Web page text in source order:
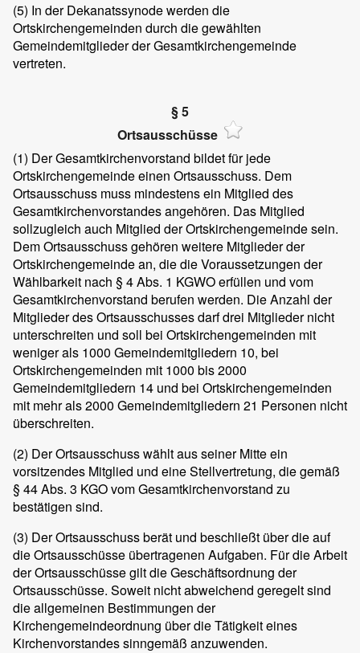
(5) In der Dekanatssynode werden die
Ortskirchengemeinden durch die gewählten
Gemeindemitglieder der Gesamtkirchengemeinde
vertreten.
§ 5
Ortsausschüsse
(1) Der Gesamtkirchenvorstand bildet für jede
Ortskirchengemeinde einen Ortsausschuss. Dem
Ortsausschuss muss mindestens ein Mitglied des
Gesamtkirchenvorstandes angehören. Das Mitglied
sollzugleich auch Mitglied der Ortskirchengemeinde sein.
Dem Ortsausschuss gehören weitere Mitglieder der
Ortskirchengemeinde an, die die Voraussetzungen der
Wählbarkeit nach § 4 Abs. 1 KGWO erfüllen und vom
Gesamtkirchenvorstand berufen werden. Die Anzahl der
Mitglieder des Ortsausschusses darf drei Mitglieder nicht
unterschreiten und soll bei Ortskirchengemeinden mit
weniger als 1000 Gemeindemitgliedern 10, bei
Ortskirchengemeinden mit 1000 bis 2000
Gemeindemitgliedern 14 und bei Ortskirchengemeinden
mit mehr als 2000 Gemeindemitgliedern 21 Personen nicht
überschreiten.
(2) Der Ortsausschuss wählt aus seiner Mitte ein
vorsitzendes Mitglied und eine Stellvertretung, die gemäß
§ 44 Abs. 3 KGO vom Gesamtkirchenvorstand zu
bestätigen sind.
(3) Der Ortsausschuss berät und beschließt über die auf
die Ortsausschüsse übertragenen Aufgaben. Für die Arbeit
der Ortsausschüsse gilt die Geschäftsordnung der
Ortsausschüsse. Soweit nicht abweichend geregelt sind
die allgemeinen Bestimmungen der
Kirchengemeindeordnung über die Tätigkeit eines
Kirchenvorstandes sinngemäß anzuwenden.